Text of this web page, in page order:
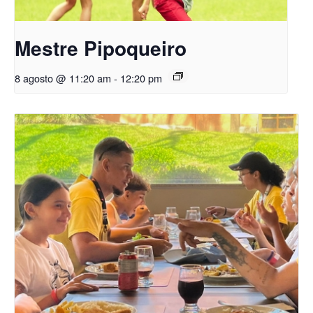
Mestre Pipoqueiro
8 agosto @ 11:20 am - 12:20 pm